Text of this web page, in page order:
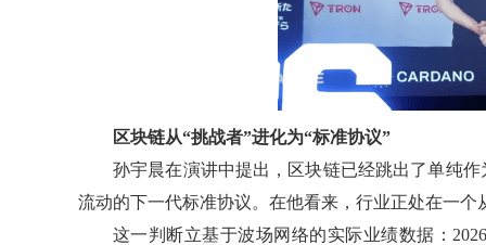
区块链从“挑战者”进化为“标准协议”
孙宇晨在演讲中提出，区块链已经跳出了单纯
流动的下一代标准协议。在他看来，行业正处在一个
这一判断立基于波场网络的实际业绩数据：